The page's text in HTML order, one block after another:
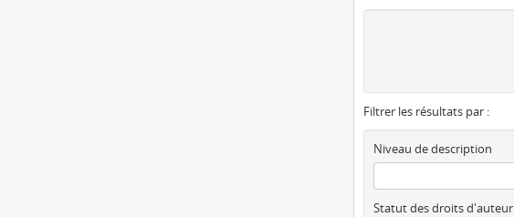
Filtrer les résultats par :
Niveau de description
Statut des droits d'auteur